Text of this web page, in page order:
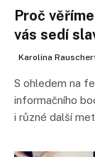
Proč
vás sedí
Karolina
S ohledem na
informačního
i různé další